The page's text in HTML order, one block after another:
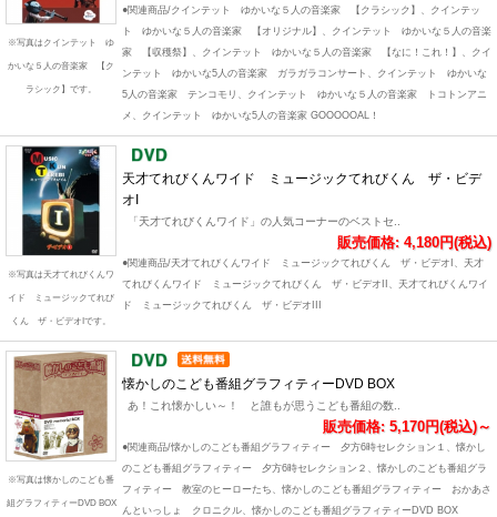
※写真はクインテット ゆ
かいな５人の音楽家 【ク
ラシック】です。
●関連商品/クインテット ゆかいな５人の音楽家 【クラシック】、クインテッ
ト ゆかいな５人の音楽家 【オリジナル】、クインテット ゆかいな５人の音楽
家 【収穫祭】、クインテット ゆかいな５人の音楽家 【なに！これ！】、クイ
ンテット ゆかいな5人の音楽家 ガラガラコンサート、クインテット ゆかいな
5人の音楽家 テンコモリ、クインテット ゆかいな５人の音楽家 トコトンアニ
メ、クインテット ゆかいな5人の音楽家 GOOOOOAL！
※写真は天才てれびくんワ
イド ミュージックてれび
くん ザ・ビデオIです。
天才てれびくんワイド ミュージックてれびくん ザ・ビデ
オI
「天才てれびくんワイド」の人気コーナーのベストセ..
販売価格: 4,180円(税込)
●関連商品/天才てれびくんワイド ミュージックてれびくん ザ・ビデオI、天才
てれびくんワイド ミュージックてれびくん ザ・ビデオII、天才てれびくんワイ
ド ミュージックてれびくん ザ・ビデオIII
※写真は懐かしのこども番
組グラフィティーDVD BOX
懐かしのこども番組グラフィティーDVD BOX
あ！これ懐かしい～！ と誰もが思うこども番組の数..
販売価格: 5,170円(税込)～
●関連商品/懐かしのこども番組グラフィティー 夕方6時セレクション１、懐かし
のこども番組グラフィティー 夕方6時セレクション２、懐かしのこども番組グラ
フィティー 教室のヒーローたち、懐かしのこども番組グラフィティー おかあさ
んといっしょ クロニクル、懐かしのこども番組グラフィティーDVD BOX